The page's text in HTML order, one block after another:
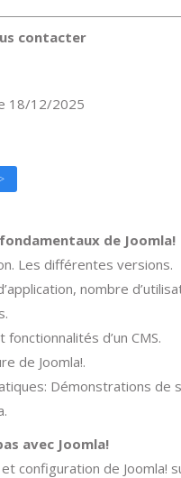
contacter
18/12/2025
de Joomla!
Les différentes versions.
nombre
d’un CMS.
de Joomla!.
Démonstrations de
avec Joomla!
configuration de Joomla!